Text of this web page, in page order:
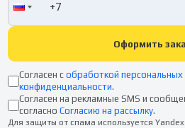
Оформить
Согласен с обработкой
конфиденциальности.
Согласен на рекламные SMS и
согласно Согласию на рассылку.
Для защиты от спама используется